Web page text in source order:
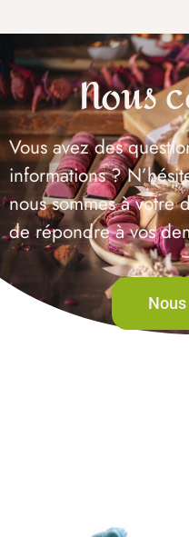
Nous
Vous avez des
informations ?
nous sommes à votre
de répondre à vos